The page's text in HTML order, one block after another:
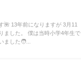
🌺 13年前になりますが 3月11
ました。 僕は当時小学4年生で
ました🧑...